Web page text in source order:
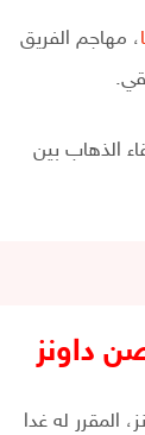
، مهاجم الفريق
الذهاب بين
داونز
المقرر له غدا